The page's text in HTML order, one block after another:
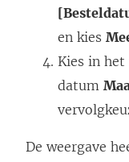
en kies
Kies in het
datum
De weergave